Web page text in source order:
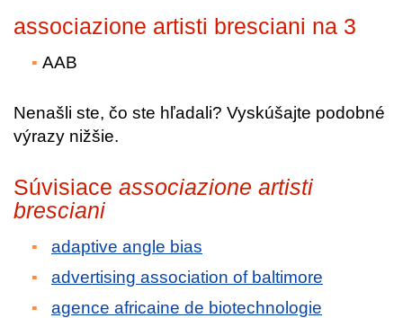
associazione artisti bresciani na 3
AAB
Nenašli ste, čo ste hľadali? Vyskúšajte podobné
výrazy nižšie.
Súvisiace associazione artisti
bresciani
adaptive angle bias
advertising association of baltimore
agence africaine de biotechnologie